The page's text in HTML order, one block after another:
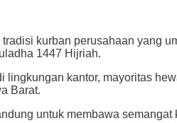
kurban perusahaan yang
1447 Hijriah.
kantor, mayoritas
Barat.
untuk membawa